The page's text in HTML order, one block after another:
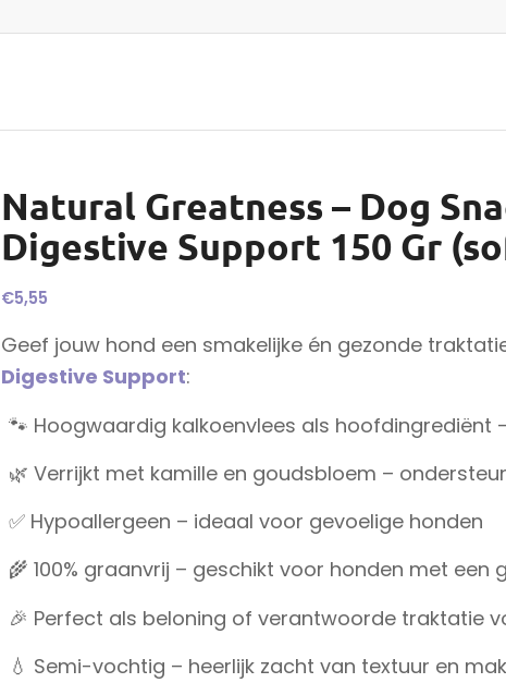
Natural Greatness – Dog
Digestive Support 150 Gr
€5,55
Geef jouw hond een smakelijke én gezonde
Digestive Support:
🐾 Hoogwaardig kalkoenvlees als hoofdingrediënt
🌿 Verrijkt met kamille en goudsbloem –
✅ Hypoallergeen – ideaal voor gevoelige honden
🌾 100% graanvrij – geschikt voor honden met
🎉 Perfect als beloning of verantwoorde traktatie
💧 Semi-vochtig – heerlijk zacht van textuur en